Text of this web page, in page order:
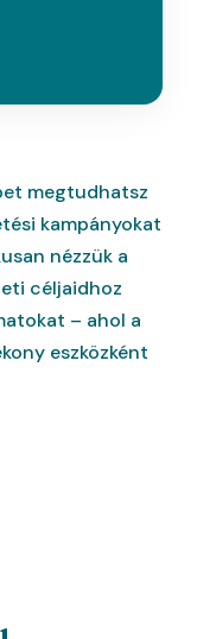
megtudhatsz
kampányokat
nézzük a
céljaidhoz
– ahol a
eszközként